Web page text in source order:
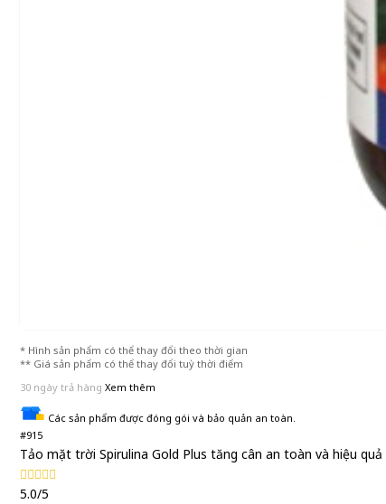
* Hình sản phẩm có thể thay đổi theo thời gian
** Giá sản phẩm có thể thay đổi tuỳ thời điểm
30 ngày trả hàng Xem thêm
Các sản phẩm được đóng gói và bảo quản an toàn.
#915
Tảo mặt trời Spirulina Gold Plus tăng cân an toàn và hiệu quả
5.0/5